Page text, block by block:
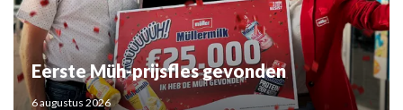
Eerste Müh-prijsfles gevonden
6 augustus 2026